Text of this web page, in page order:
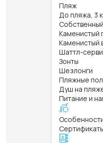
Пляж
До пляжа, 3
Каменистый
Каменистый
Шаттл-
Зонты
Шезлонги
Пляжные
Душ на
Питание и